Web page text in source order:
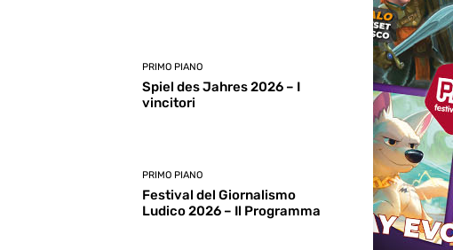
PRIMO PIANO
Spiel des Jahres 2026 – I
vincitori
PRIMO PIANO
Festival del Giornalismo
Ludico 2026 – Il Programma